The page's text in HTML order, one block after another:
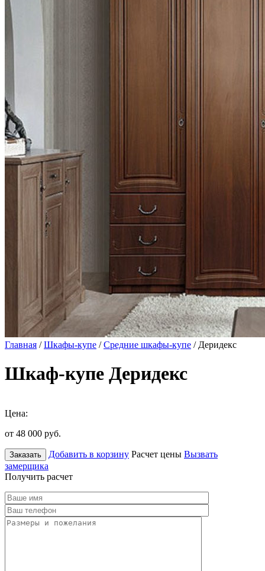
Главная /Шкафы-купе /Средние шкафы-купе / Деридекс
Шкаф-купе Деридекс
Цена:
от 48 000 руб.
Заказать Добавить в корзину Расчет цены Вызвать
замерщика
Получить расчет